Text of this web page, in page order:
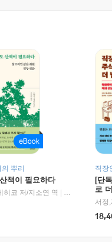
뿌리
책이 필요하다
히코 저/지소연 역
알에이치코리
직장
[단
로